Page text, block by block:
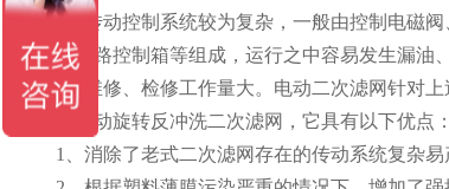
1）传动控制系统较为复杂，一般由控制电磁阀
马达、油路控制箱等组成，运行之中容易发生漏油
2）维修、检修工作量大。 电动二次滤网针对上
污性能电动旋转反冲洗二次滤网，它具有以下优点：
1、消除了老式二次滤网存在的传动系统复杂易